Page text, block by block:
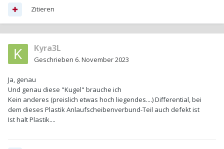
Zitieren
Kyra3L
Geschrieben 6. November 2023
Ja, genau
Und genau diese "Kugel" brauche ich
Kein anderes (preislich etwas hoch liegendes....) Differential, bei
dem dieses Plastik Anlaufscheibenverbund-Teil auch defekt ist
Ist halt Plastik....